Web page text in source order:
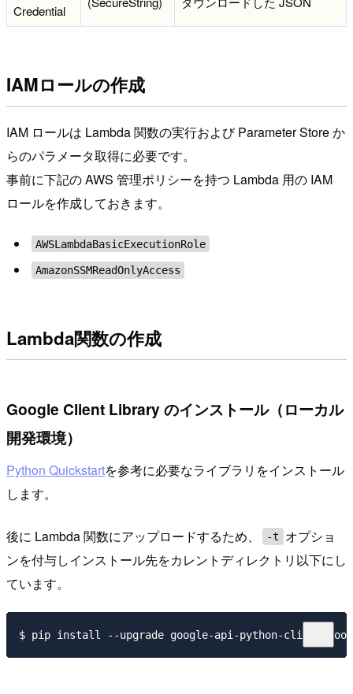
Credential
IAMロールの作成
IAM ロールは Lambda 関数の実行および Parameter Store か
らのパラメータ取得に必要です。
事前に下記の AWS 管理ポリシーを持つ Lambda 用の IAM
ロールを作成しておきます。
AWSLambdaBasicExecutionRole
AmazonSSMReadOnlyAccess
Lambda関数の作成
Google Client Library のインストール（ローカル
開発環境）
Python Quickstartを参考に必要なライブラリをインストール
します。
後に Lambda 関数にアップロードするため、 -t
オプショ
ンを付与しインストール先をカレントディレクトリ以下にし
ています。